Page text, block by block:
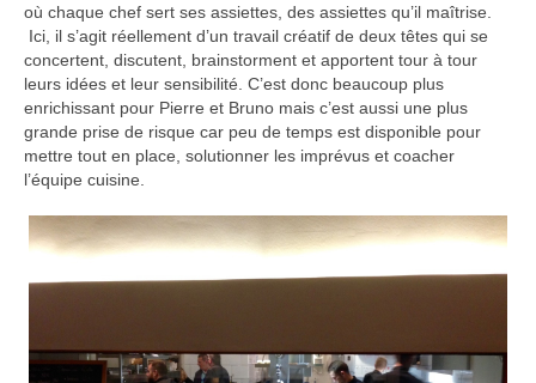
où chaque chef sert ses assiettes, des assiettes qu’il maîtrise.
Ici, il s’agit réellement d’un travail créatif de deux têtes qui se
concertent, discutent, brainstorment et apportent tour à tour
leurs idées et leur sensibilité. C’est donc beaucoup plus
enrichissant pour Pierre et Bruno mais c’est aussi une plus
grande prise de risque car peu de temps est disponible pour
mettre tout en place, solutionner les imprévus et coacher
l’équipe cuisine.